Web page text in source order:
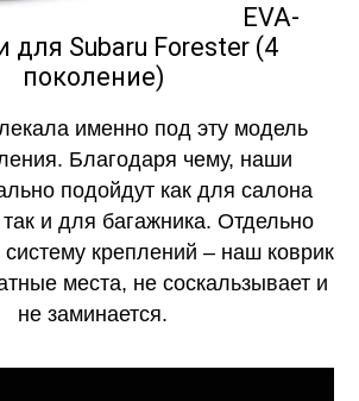
EVA-
для Subaru Forester (4
поколение)
именно под эту модель
Благодаря чему, наши
подойдут как для салона
и для багажника. Отдельно
систему креплений – наш коврик
места, не соскальзывает и
не заминается.